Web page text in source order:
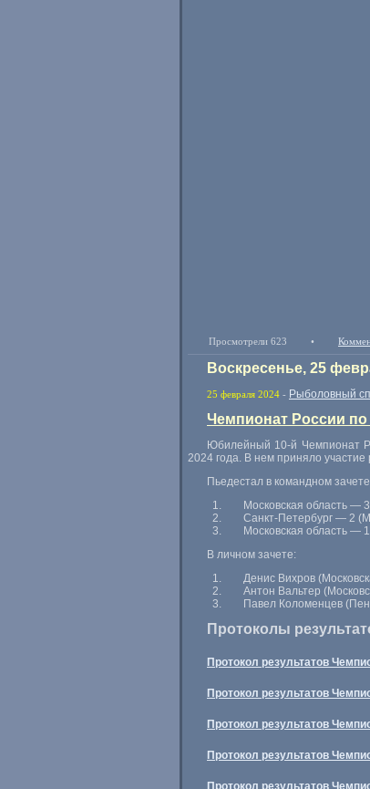
Просмотрели 623 •
Воскресенье, 25
25 февраля 2024 - Рыболовный
Чемпионат России
Юбилейный 10-й Чемпионат
2024 года. В нем приняло участие
Пьедестал в командном
Московская область —
Санкт-Петербург — 2
Московская область —
В личном зачете:
Денис Вихров
Антон Вальтер
Павел Коломенцев
Протоколы
Протокол результатов
Протокол результатов
Протокол результатов
Протокол результатов
Протокол результатов